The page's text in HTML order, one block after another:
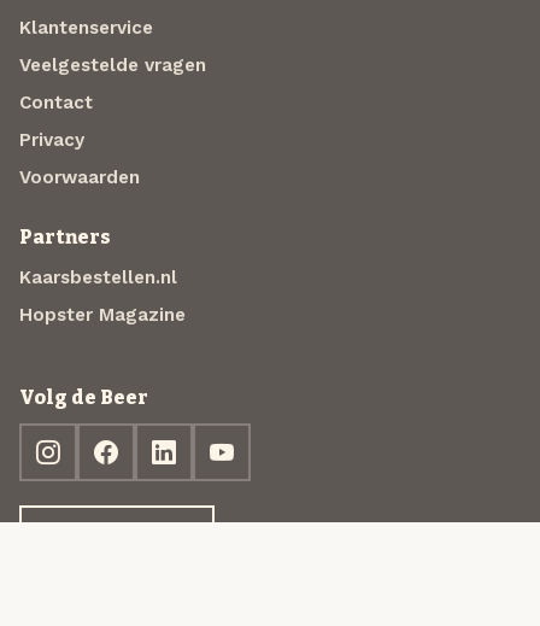
Klantenservice
Veelgestelde vragen
Contact
Privacy
Voorwaarden
Partners
Kaarsbestellen.nl
Hopster Magazine
Volg de Beer